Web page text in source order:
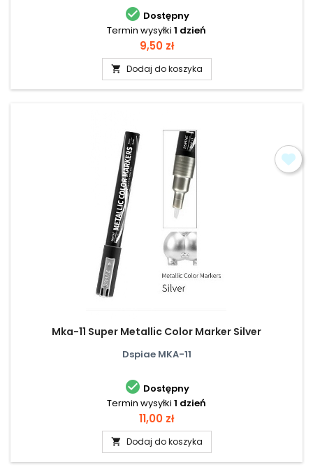
 Dostępny
Termin wysyłki 1 dzień
Cena
9,50 zł
 Dodaj do koszyka
Mka-11 Super Metallic Color Marker Silver
Dspiae MKA-11
 Dostępny
Termin wysyłki 1 dzień
Cena
11,00 zł
 Dodaj do koszyka